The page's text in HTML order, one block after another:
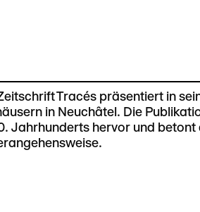
Tracés präsentiert in
in Neuchâtel. Die
Jahrhunderts hervor und